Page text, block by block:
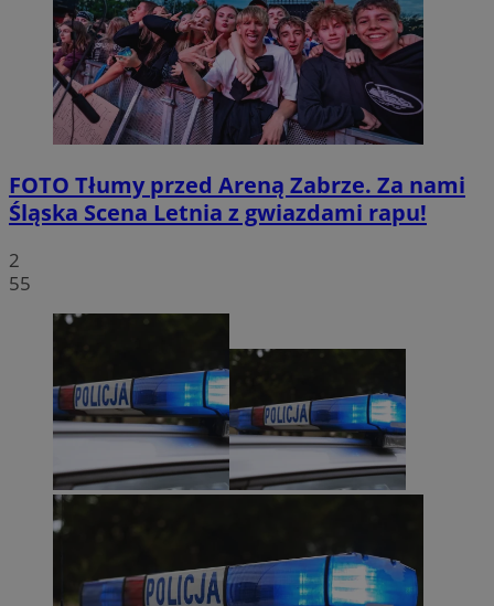
FOTO Tłumy przed Areną Zabrze. Za nami
Śląska Scena Letnia z gwiazdami rapu!
2
55